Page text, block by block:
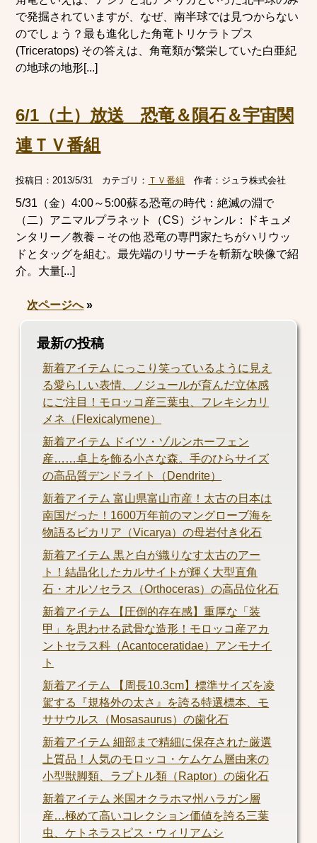
で発掘されていますが、なぜ、南半球では見つからない
のでしょう？最も進化した角竜トリケラトプス
(Triceratops) その答えは、角竜類が繁栄していた白亜紀
の地球の地形[...]
6/1（土）放送 恐竜＆隕石＆宇宙関
連ＴＶ番組
投稿日：2013/5/31 カテゴリ： ＴＶ番組 作者： ジュラ株式会社
5/31（金）4:00～5:00蘇る恐竜の時代：絶滅の淵で
（二）アニマルプラネット（CS）ジャンル：ドキュメ
ンタリー／教養 – その他 恐竜の専門家たちがハリウッ
ドとタッグを組む。最先端のリサーチを斬新な映像で紹
介。大量[...]
次ページへ»
最新の投稿
新着アイテム にっこり笑っているように見え
る愛らしい表情、ノジュールが育んだ立体感
にご注目！モロッコ産三葉虫、フレキシカリ
メネ（Flexicalymene）
新着アイテム ドイツ・ゾルンホーフェン
産……卓上を飾る小さな森。手のひらサイズ
の高品質デンドライト（Dendrite）
新着アイテム 富山県富山市産！太古の日本は
南国だった！1600万年前のマングローブ海を
物語るビカリア（Vicarya）の母岩付き化石
新着アイテム 黒と白が織りなす太古のアー
ト！結晶化したカルサイトが輝く大型直角
石・オルソセラス（Orthoceras）の高品位化石
新着アイテム 【圧倒的存在感】重厚な「装
甲」を思わせる武骨な造形！モロッコ産アカ
ントセラス科（Acantoceratidae）アンモナイ
ト
新着アイテム 【周長10.3cm】標準サイズを凌
駕する『規格外の太さ』を誇る特選標本、モ
ササウルス（Mosasaurus）の歯化石
新着アイテム 細部まで精細に保存された厳選
上質品！人気のモロッコ・ケムケム層由来の
小型獣脚類、ラプトル類（Raptor）の歯化石
新着アイテム 米国オクラホマ州ハラガン層
産…極めて高いコレクション価値を誇る三葉
虫、ケトネラスピス・ウィリアムシ